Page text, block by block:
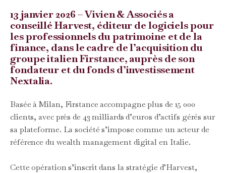
13 janvier 2026 – Vivien & Associés a
conseillé Harvest, éditeur de logiciels pour
les professionnels du patrimoine et de la
finance, dans le cadre de l’acquisition du
groupe italien Firstance, auprès de son
fondateur et du fonds d’investissement
Nextalia.
Basée à Milan, Firstance accompagne plus de 15 000
clients, avec près de 43 milliards d’euros d’actifs gérés sur
sa plateforme. La société s’impose comme un acteur de
référence du wealth management digital en Italie.
Cette opération s’inscrit dans la stratégie d’Harvest,